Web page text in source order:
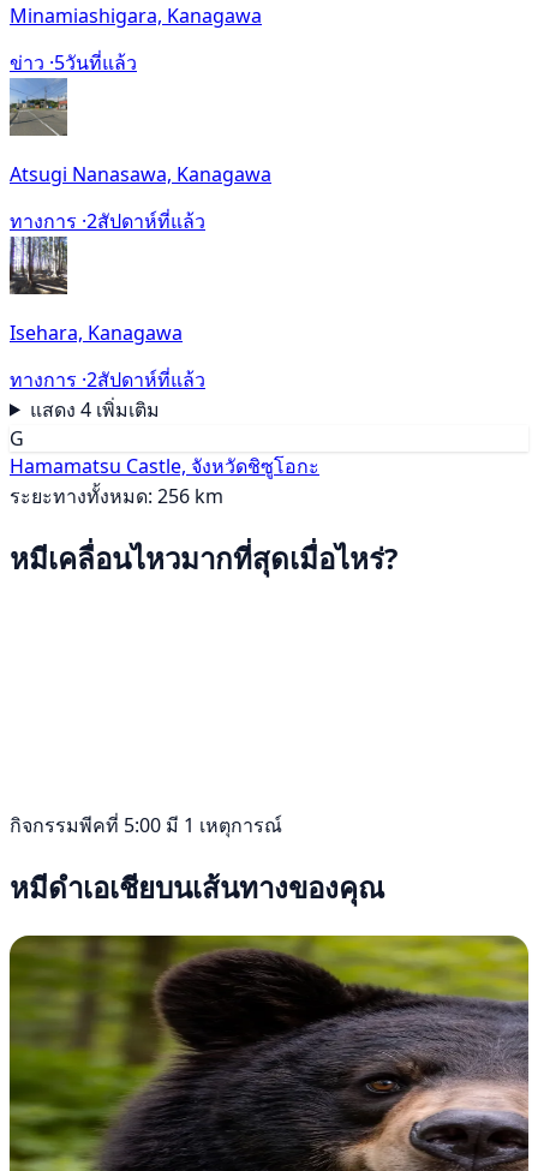
Minamiashigara, Kanagawa
ข่าว ·5วันที่แล้ว
Atsugi Nanasawa, Kanagawa
ทางการ ·2สัปดาห์ที่แล้ว
Isehara, Kanagawa
ทางการ ·2สัปดาห์ที่แล้ว
แสดง 4 เพิ่มเติม
G
Hamamatsu Castle, จังหวัดชิซูโอกะ
ระยะทางทั้งหมด: 256 km
หมีเคลื่อนไหวมากที่สุดเมื่อไหร่?
กิจกรรมพีคที่ 5:00 มี 1 เหตุการณ์
หมีดำเอเชียบนเส้นทางของคุณ